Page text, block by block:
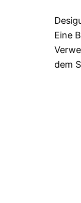
Eine
dem